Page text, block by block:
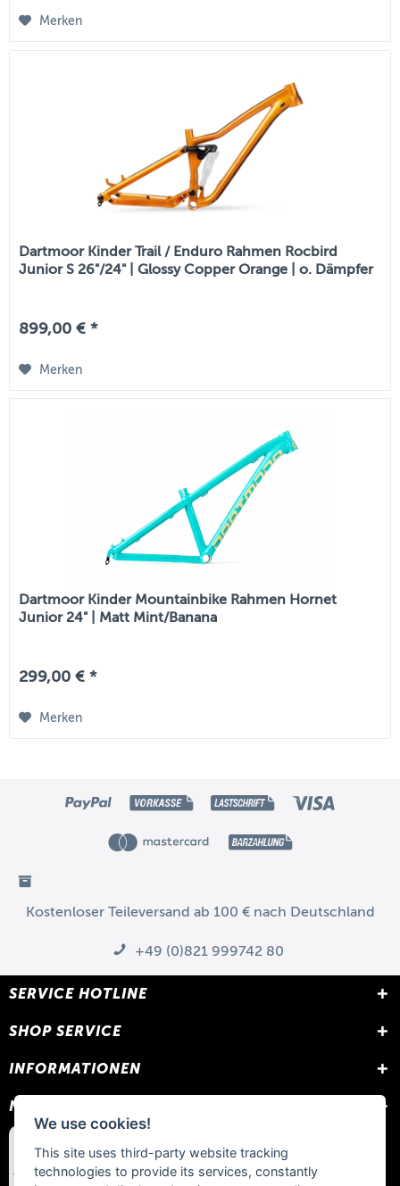
Merken
Dartmoor Kinder Trail / Enduro Rahmen Rocbird
Junior S 26"/24" | Glossy Copper Orange | o. Dämpfer
899,00 € *
Merken
Dartmoor Kinder Mountainbike Rahmen Hornet
Junior 24" | Matt Mint/Banana
299,00 € *
Merken
Kostenloser Teileversand ab 100 € nach Deutschland
+49 (0)821 999742 80
SERVICE HOTLINE
SHOP SERVICE
INFORMATIONEN
NEWSLETTER
We use cookies!
This site uses third-party website tracking
technologies to provide its services, constantly